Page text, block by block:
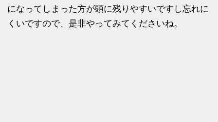
になってしまった方が頭に残りやすいですし忘れに
くいですので、是非やってみてくださいね。